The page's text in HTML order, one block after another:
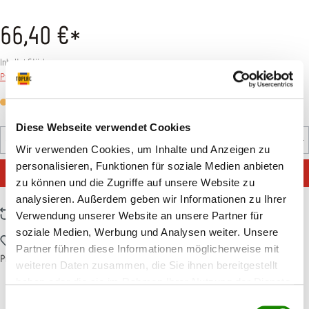
Diese Webseite verwendet Cookies
Wir verwenden Cookies, um Inhalte und Anzeigen zu
personalisieren, Funktionen für soziale Medien anbieten
zu können und die Zugriffe auf unsere Website zu
analysieren. Außerdem geben wir Informationen zu Ihrer
Verwendung unserer Website an unsere Partner für
soziale Medien, Werbung und Analysen weiter. Unsere
Partner führen diese Informationen möglicherweise mit
weiteren Daten zusammen, die Sie ihnen bereitgestellt
66,40 €*
Inhalt: 1 Stück
Preise inkl. MwSt. zzgl. Versandkosten
Versandfertig in 7 Tagen, Lieferzeit 5-7 Tage
Produkt Anzahl: Gib den gewünschten Wert ein oder
Stück
IN DEN WARENKORB
Zum Vergleich hinzufügen
Zum Merkzettel hinzufügen
Produktnummer: T002604